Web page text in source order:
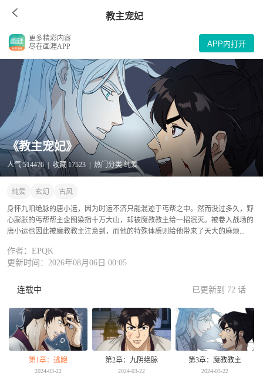
教主宠妃
更多精彩内容
尽在画涯APP
APP内打开
《教主宠妃》
人气 514476 | 收藏 17523 | 热门分类 纯爱
纯爱 玄幻 古风
身怀九阳绝脉的唐小运，因为时运不济只能混迹于丐帮之中。然而没过多久，野
心膨胀的丐帮帮主企图染指十万大山，却被魔教教主给一招泯灭。被卷入战场的
唐小运也因此被魔教教主注意到，而他的特殊体质则给他带来了天大的麻烦...
作者：EPQK
更新时间：2026年08月06日 00:05
连载中 已更新到 72 话
第1章：逃跑
2024-03-22
第2章：九阴绝脉
2024-03-22
第3章：魔教教主
2024-03-22